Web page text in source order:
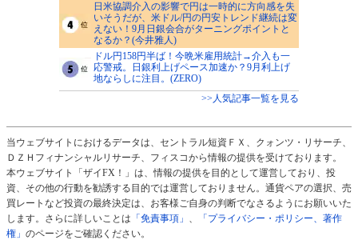
日米協調介入の影響で円は一時的に方向感を失
いそうだが、米ドル/円の円安トレンド継続は変
えない！9月日銀会合がターニングポイントと
なるか？(今井雅人)
ドル円158円半ば！今晩米雇用統計→介入も一
応警戒。日銀利上げペース加速か？9月利上げ
地ならしに注目。(ZERO)
>>人気記事一覧を見る
当ウェブサイトにおけるデータは、セントラル短資ＦＸ、クォンツ・リサーチ、
ＤＺＨフィナンシャルリサーチ、フィスコから情報の提供を受けております。
本ウェブサイト「ザイFX！」は、情報の提供を目的として運営しており、投
資、その他の行動を勧誘する目的では運営しておりません。通貨ペアの選択、売
買レートなど投資の最終決定は、お客様ご自身の判断でなさるようにお願いいた
します。さらに詳しいことは 「免責事項」 、
「プライバシー・ポリシー、著作
権」 のページをご確認ください。